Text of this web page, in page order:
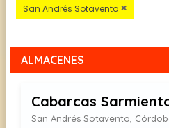
San Andrés Sotavento ×
ALMACENES
Cabarcas
San Andrés Sotavento,